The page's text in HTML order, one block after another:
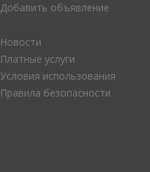
Добавить объявление
Новости
Платные услуги
Условия использования
Правила безопасности